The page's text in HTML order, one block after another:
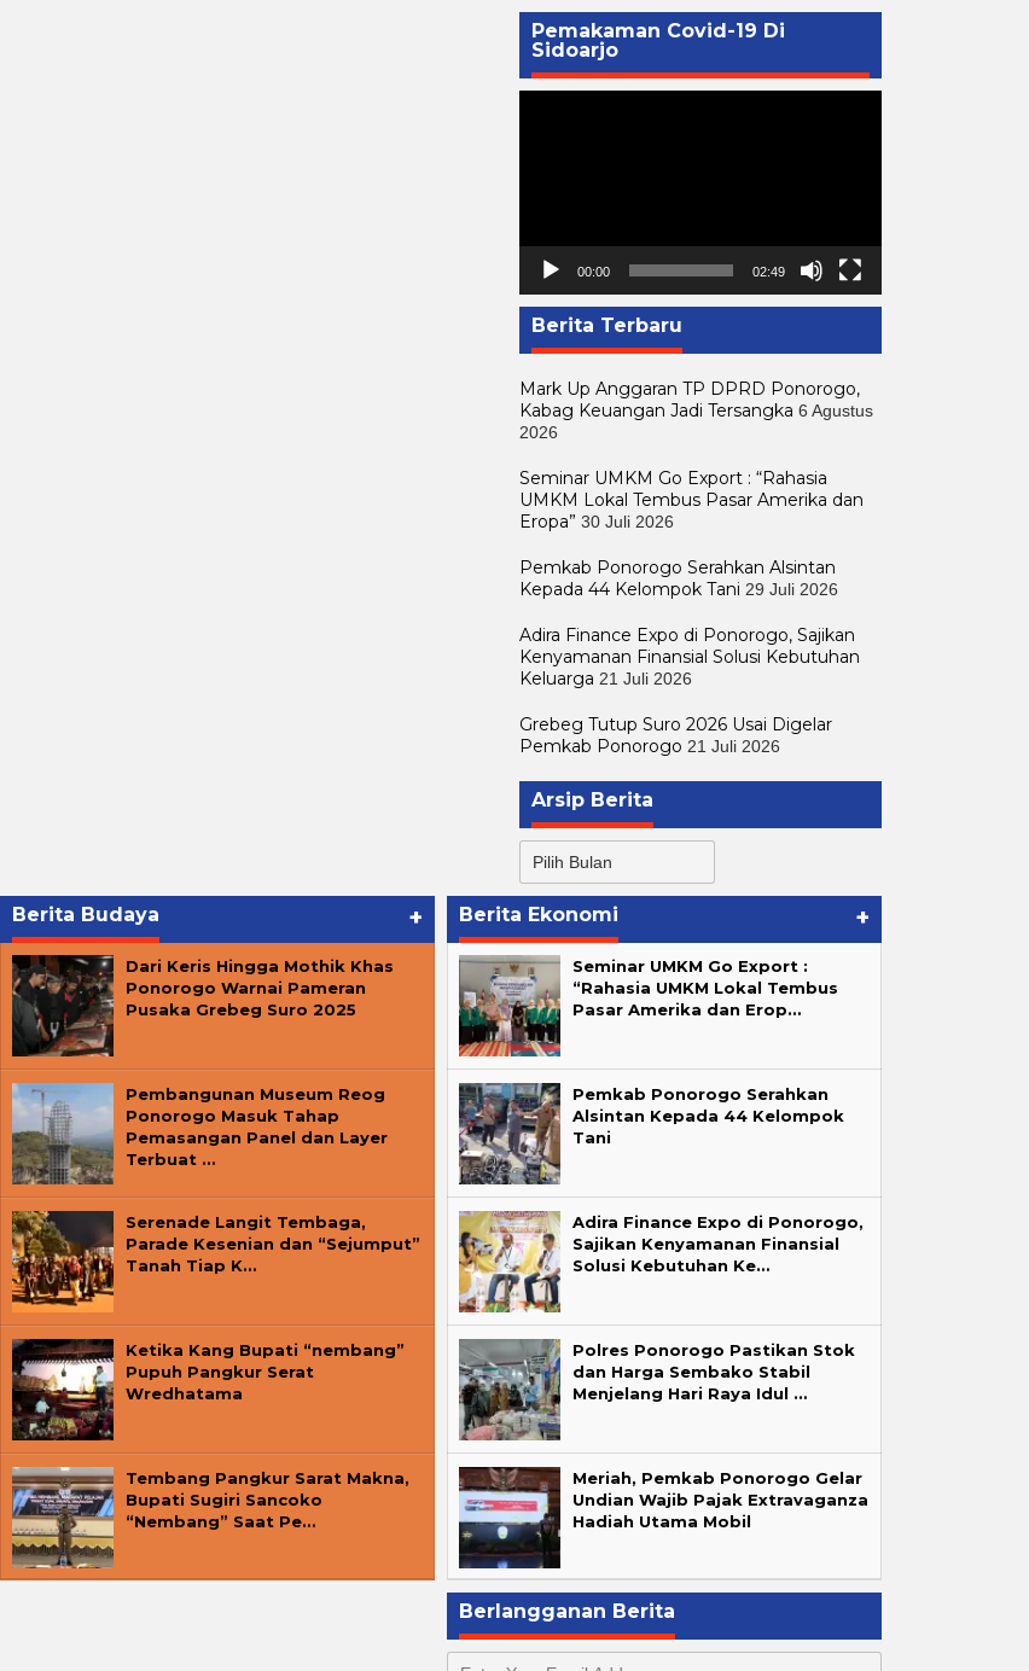
Pemakaman Covid-19 Di
Sidoarjo
00:00 02:49
Berita Terbaru
Mark Up Anggaran TP DPRD Ponorogo,
Kabag Keuangan Jadi Tersangka 6 Agustus
2026
Seminar UMKM Go Export : “Rahasia
UMKM Lokal Tembus Pasar Amerika dan
Eropa” 30 Juli 2026
Pemkab Ponorogo Serahkan Alsintan
Kepada 44 Kelompok Tani 29 Juli 2026
Adira Finance Expo di Ponorogo, Sajikan
Kenyamanan Finansial Solusi Kebutuhan
Keluarga 21 Juli 2026
Grebeg Tutup Suro 2026 Usai Digelar
Pemkab Ponorogo 21 Juli 2026
Arsip Berita
Berita
Berita Budaya +
Dari Keris Hingga Mothik Khas
Ponorogo Warnai Pameran
Pusaka Grebeg Suro 2025
Pembangunan Museum Reog
Ponorogo Masuk Tahap
Pemasangan Panel dan Layer
Terbuat …
Serenade Langit Tembaga,
Parade Kesenian dan “Sejumput”
Tanah Tiap K…
Ketika Kang Bupati “nembang”
Pupuh Pangkur Serat
Wredhatama
Tembang Pangkur Sarat Makna,
Bupati Sugiri Sancoko
“Nembang” Saat Pe…
Berita Ekonomi +
Seminar UMKM Go Export :
“Rahasia UMKM Lokal Tembus
Pasar Amerika dan Erop…
Pemkab Ponorogo Serahkan
Alsintan Kepada 44 Kelompok
Tani
Adira Finance Expo di Ponorogo,
Sajikan Kenyamanan Finansial
Solusi Kebutuhan Ke…
Polres Ponorogo Pastikan Stok
dan Harga Sembako Stabil
Menjelang Hari Raya Idul …
Meriah, Pemkab Ponorogo Gelar
Undian Wajib Pajak Extravaganza
Hadiah Utama Mobil
Berlangganan Berita